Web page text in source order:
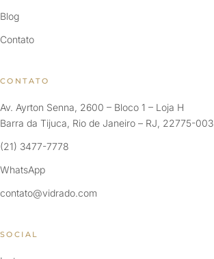
Blog
Contato
CONTATO
Av. Ayrton Senna, 2600 – Bloco 1 – Loja H
Barra da Tijuca, Rio de Janeiro – RJ, 22775-003
(21) 3477-7778
WhatsApp
contato@vidrado.com
SOCIAL